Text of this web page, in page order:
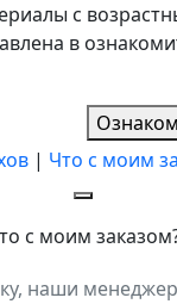
с
в
| Что с моим
с моим
наши